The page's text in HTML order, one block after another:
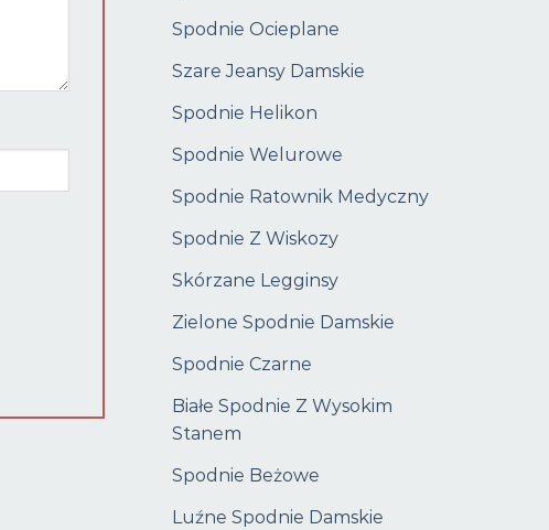
Spodnie Ocieplane
Szare Jeansy Damskie
Spodnie Helikon
Spodnie Welurowe
Spodnie Ratownik Medyczny
Spodnie Z Wiskozy
Skórzane Legginsy
Zielone Spodnie Damskie
Spodnie Czarne
Białe Spodnie Z Wysokim
Stanem
Spodnie Beżowe
Luźne Spodnie Damskie